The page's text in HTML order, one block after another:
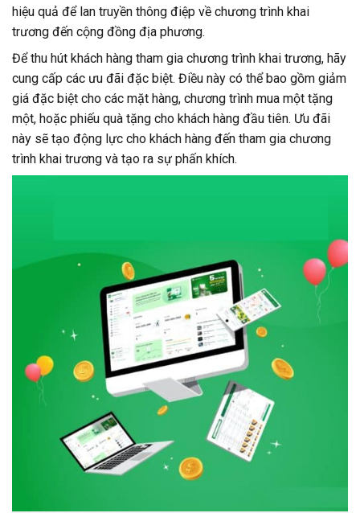
hiệu quả để lan truyền thông điệp về chương trình khai
trương đến cộng đồng địa phương.
Để thu hút khách hàng tham gia chương trình khai trương, hãy
cung cấp các ưu đãi đặc biệt. Điều này có thể bao gồm giảm
giá đặc biệt cho các mặt hàng, chương trình mua một tặng
một, hoặc phiếu quà tặng cho khách hàng đầu tiên. Ưu đãi
này sẽ tạo động lực cho khách hàng đến tham gia chương
trình khai trương và tạo ra sự phấn khích.